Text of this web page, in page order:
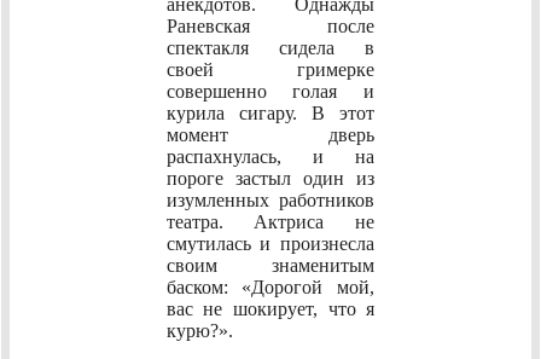
Раневская после
спектакля сидела в
своей гримерке
совершенно голая и
курила сигару. В этот
момент дверь
распахнулась, и на
пороге застыл один из
изумленных работников
театра. Актриса не
смутилась и произнесла
своим знаменитым
баском: «Дорогой мой,
вас не шокирует, что я
курю?».